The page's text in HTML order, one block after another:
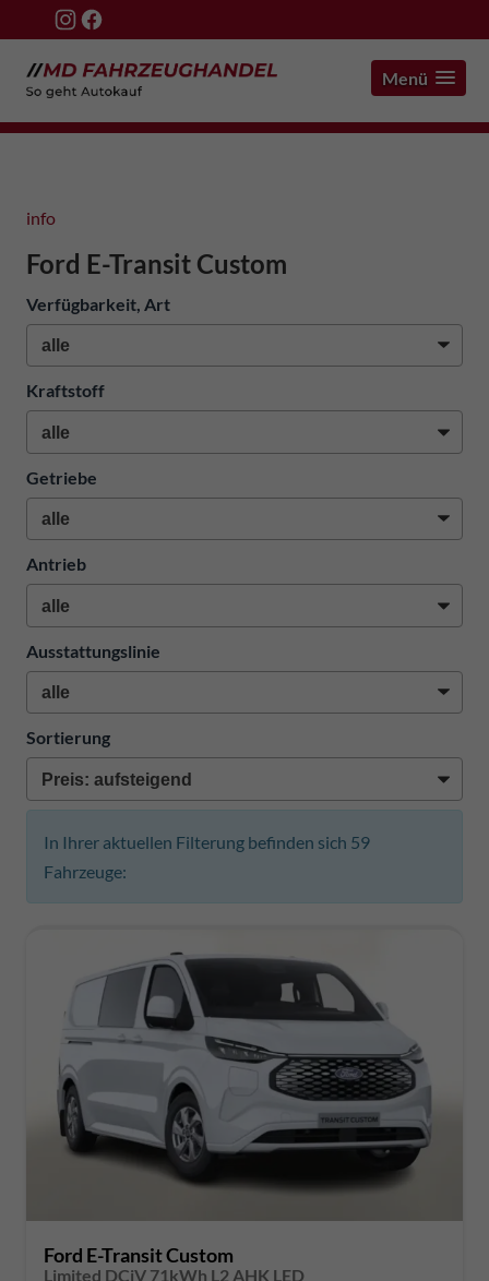
Menü
info
Ford E-Transit Custom
Verfügbarkeit, Art
Kraftstoff
Getriebe
Antrieb
Ausstattungslinie
Sortierung
In Ihrer aktuellen Filterung befinden sich 59
Fahrzeuge:
Ford E-Transit Custom
Limited DCiV 71kWh L2 AHK LED